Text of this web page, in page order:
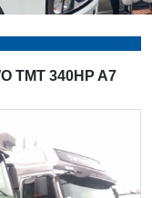
TMT 340HP A7